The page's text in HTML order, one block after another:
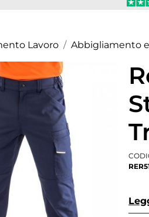
Lavoro Abbigliamento